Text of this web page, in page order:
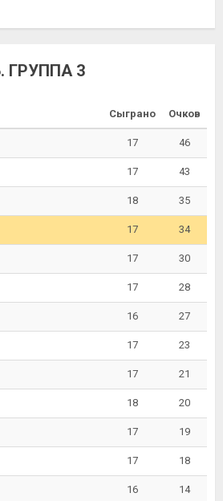
ГРУППА 3
Сыграно Очков
17 46
17 43
18 35
17 34
17 30
17 28
16 27
17 23
17 21
18 20
17 19
17 18
16 14